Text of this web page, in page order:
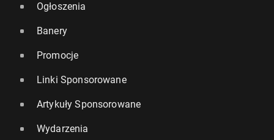
Ogłoszenia
Banery
Promocje
Linki Sponsorowane
Artykuły Sponsorowane
Wydarzenia